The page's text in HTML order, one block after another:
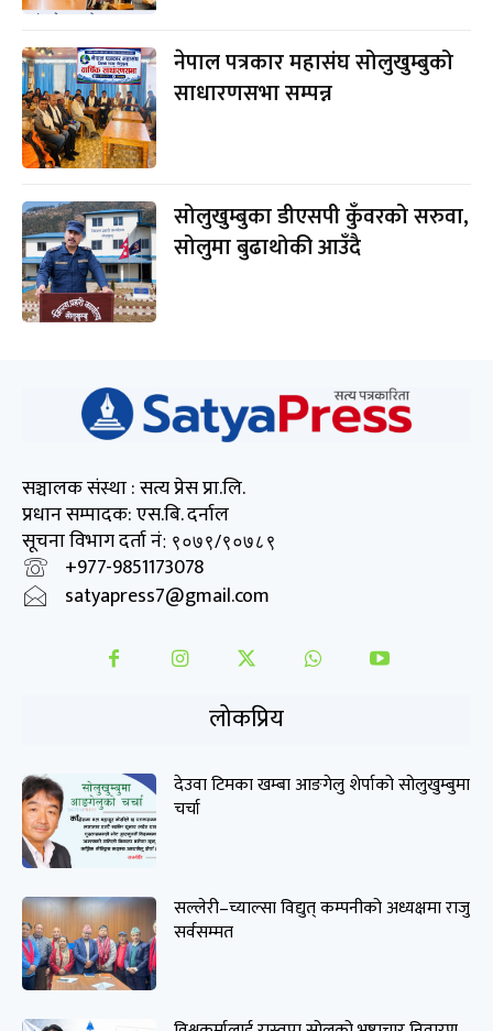
नेपाल पत्रकार महासंघ सोलुखुम्बुको
साधारणसभा सम्पन्न
सोलुखुम्बुका डीएसपी कुँवरको सरुवा,
सोलुमा बुढाथोकी आउँदै
सञ्चालक संस्था : सत्य प्रेस प्रा.लि.
प्रधान सम्पादक: एस.बि. दर्नाल
सूचना विभाग दर्ता नं: ९०७९/९०७८९
+977-9851173078
satyapress7@gmail.com
लोकप्रिय
देउवा टिमका खम्बा आङगेलु शेर्पाको सोलुखुम्बुमा
चर्चा
सल्लेरी–च्याल्सा विद्युत् कम्पनीको अध्यक्षमा राजु
सर्वसम्मत